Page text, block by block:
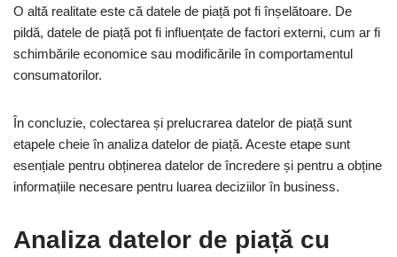
O altă realitate este că datele de piață pot fi înșelătoare. De
pildă, datele de piață pot fi influențate de factori externi, cum ar fi
schimbările economice sau modificările în comportamentul
consumatorilor.
În concluzie, colectarea și prelucrarea datelor de piață sunt
etapele cheie în analiza datelor de piață. Aceste etape sunt
esențiale pentru obținerea datelor de încredere și pentru a obține
informațiile necesare pentru luarea deciziilor în business.
Analiza datelor de piață cu